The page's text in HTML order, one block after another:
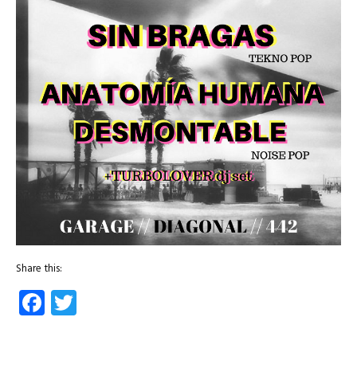
Share this:
Facebook